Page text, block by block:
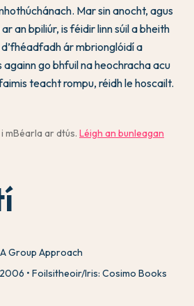
Mar sin anocht, agus
an bpiliúr, is féidir linn súil a bheith
ár mbrionglóidí a
go bhfuil na heochracha acu
teacht rompu, réidh le hoscailt.
mBéarla ar dtús. Léigh an bunleagan
Group Approach
Foilsitheoir/Iris: Cosimo Books